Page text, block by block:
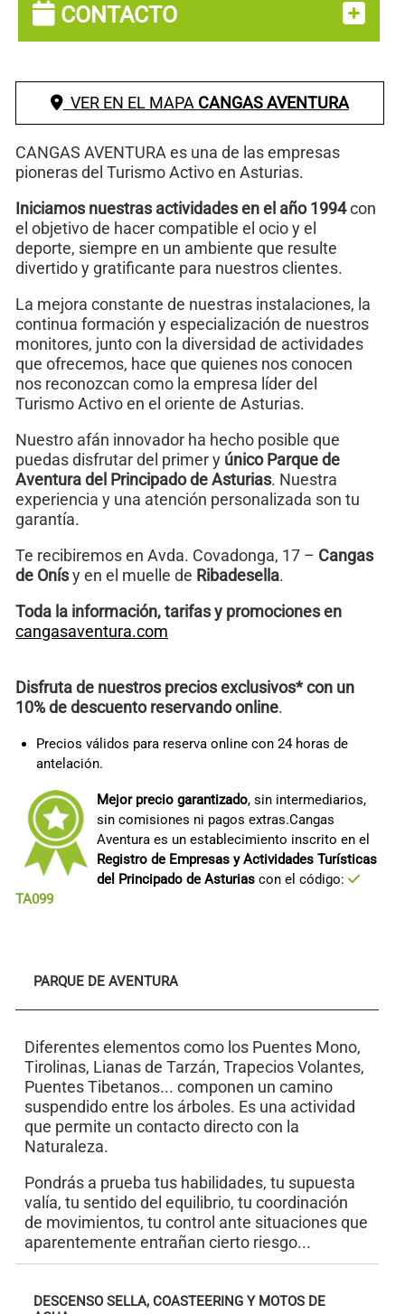
CONTACTO
VER EN EL MAPA CANGAS AVENTURA
CANGAS AVENTURA es una de las empresas
pioneras del Turismo Activo en Asturias.
Iniciamos nuestras actividades en el año 1994con
el objetivo de hacer compatible el ocio y el
deporte, siempre en un ambiente que resulte
divertido y gratificante para nuestros clientes.
La mejora constante de nuestras instalaciones, la
continua formación y especialización de nuestros
monitores, junto con la diversidad de actividades
que ofrecemos, hace que quienes nos conocen
nos reconozcan como la empresa líder del
Turismo Activo en el oriente de Asturias.
Nuestro afán innovador ha hecho posible que
puedas disfrutar del primer y único Parque de
Aventura del Principado de Asturias. Nuestra
experiencia y una atención personalizada son tu
garantía.
Te recibiremos en Avda. Covadonga, 17 – Cangas
de Onísy en el muelle de Ribadesella.
Toda la información, tarifas y promociones en
cangasaventura.com
Disfruta de nuestros precios exclusivos* con un
10% de descuento reservando online.
Precios válidos para reserva online con 24 horas de
antelación.
Mejor precio garantizado, sin intermediarios,
sin comisiones ni pagos extras.Cangas
Aventura es un establecimiento inscrito en el
Registro de Empresas y Actividades Turísticas
del Principado de Asturias con el código:
TA099
PARQUE DE AVENTURA
Diferentes elementos como los Puentes Mono,
Tirolinas, Lianas de Tarzán, Trapecios Volantes,
Puentes Tibetanos... componen un camino
suspendido entre los árboles. Es una actividad
que permite un contacto directo con la
Naturaleza.
Pondrás a prueba tus habilidades, tu supuesta
valía, tu sentido del equilibrio, tu coordinación
de movimientos, tu control ante situaciones que
aparentemente entrañan cierto riesgo...
DESCENSO SELLA, COASTEERING Y MOTOS DE